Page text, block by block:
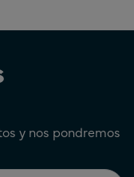
y nos pondremos